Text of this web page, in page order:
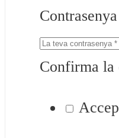
Contrasenya
Confirma la